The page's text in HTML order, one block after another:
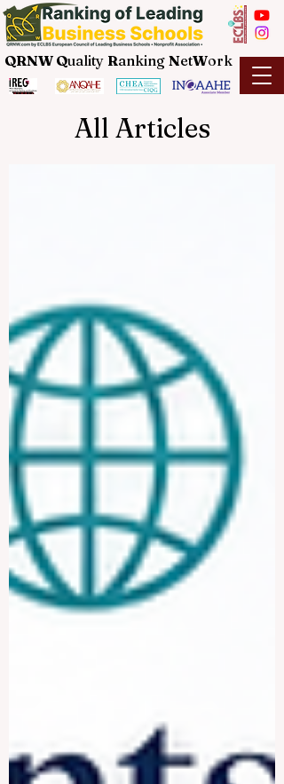
QRNW Quality Ranking NetWork
All Articles